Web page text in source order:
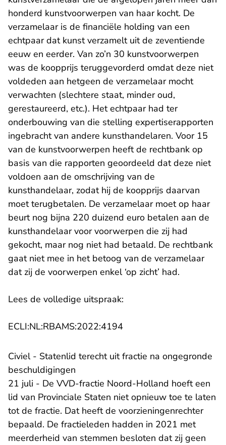
honderd kunstvoorwerpen van haar kocht. De
verzamelaar is de financiële holding van een
echtpaar dat kunst verzamelt uit de zeventiende
eeuw en eerder. Van zo’n 30 kunstvoorwerpen
was de koopprijs teruggevorderd omdat deze niet
voldeden aan hetgeen de verzamelaar mocht
verwachten (slechtere staat, minder oud,
gerestaureerd, etc.). Het echtpaar had ter
onderbouwing van die stelling expertiserapporten
ingebracht van andere kunsthandelaren. Voor 15
van de kunstvoorwerpen heeft de rechtbank op
basis van die rapporten geoordeeld dat deze niet
voldoen aan de omschrijving van de
kunsthandelaar, zodat hij de koopprijs daarvan
moet terugbetalen. De verzamelaar moet op haar
beurt nog bijna 220 duizend euro betalen aan de
kunsthandelaar voor voorwerpen die zij had
gekocht, maar nog niet had betaald. De rechtbank
gaat niet mee in het betoog van de verzamelaar
dat zij de voorwerpen enkel ‘op zicht’ had.
Lees de volledige uitspraak:
ECLI:NL:RBAMS:2022:4194- U verlaat
Civiel - Statenlid terecht uit fractie na ongegronde
beschuldigingen
21 juli - De VVD-fractie Noord-Holland hoeft een
lid van Provinciale Staten niet opnieuw toe te laten
tot de fractie. Dat heeft de voorzieningenrechter
bepaald. De fractieleden hadden in 2021 met
meerderheid van stemmen besloten dat zij geen